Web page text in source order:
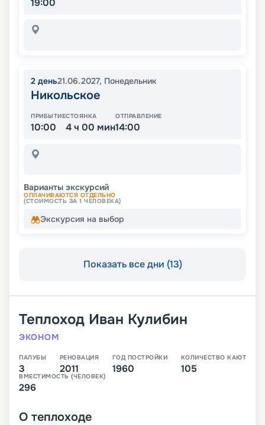
19:00
2 день21.06.2027, Понедельник
Никольское
ПРИБЫТИЕ
10:00
СТОЯНКА
4 ч 00 мин
ОТПРАВЛЕНИЕ
14:00
Варианты экскурсий
ОПЛАЧИВАЮТСЯ ОТДЕЛЬНО
(СТОИМОСТЬ ЗА 1 ЧЕЛОВЕКА)
Экскурсия на выбор
Показать все дни (13)
Теплоход Иван Кулибин
ЭКОНОМ
ПАЛУБЫ
3
РЕНОВАЦИЯ
2011
ГОД ПОСТРОЙКИ
1960
КОЛИЧЕСТВО КАЮТ
105
ВМЕСТИМОСТЬ (ЧЕЛОВЕК)
296
О теплоходе